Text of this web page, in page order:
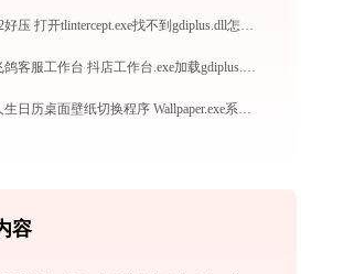
52好压 打开tlintercept.exe找不到gdiplus.dll怎么办
飞鸽客服工作台 抖店工作台.exe加载gdiplus.dll文件丢失处理办法
人生日历桌面壁纸切换程序 Wallpaper.exe系统错误mfplat.dll丢失如何解决
容